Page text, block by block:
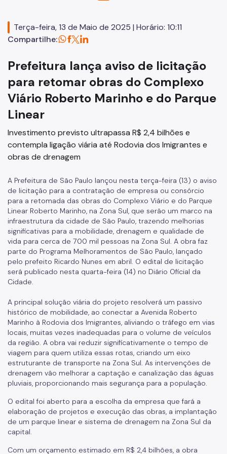
Notícias
São Paulo Obras
Terça-feira, 13 de Maio de 2025 | Horário: 10:11
Compartilhe:
Prefeitura lança aviso de licitação
para retomar obras do Complexo
Viário Roberto Marinho e do Parque
Linear
Investimento previsto ultrapassa R$ 2,4 bilhões e
contempla ligação viária até Rodovia dos Imigrantes e
obras de drenagem
A Prefeitura de São Paulo lançou nesta terça-feira (13) o aviso
de licitação para a contratação de empresa ou consórcio
para a retomada das obras do Complexo Viário e do Parque
Linear Roberto Marinho, na Zona Sul, que serão um marco na
infraestrutura da cidade de São Paulo, trazendo melhorias
significativas para a mobilidade, drenagem e qualidade de
vida para cerca de 700 mil pessoas na Zona Sul. A obra faz
parte do Programa Melhoramentos de São Paulo, lançado
pelo prefeito Ricardo Nunes em abril. O edital de licitação
será publicado nesta quarta-feira (14) no Diário Oficial da
Cidade.
A principal solução viária do projeto resolverá um passivo
histórico de mobilidade, ao conectar a Avenida Roberto
Marinho à Rodovia dos Imigrantes, aliviando o tráfego em vias
locais, muitas vezes inadequadas para o volume de veículos
da região. A obra vai reduzir significativamente o tempo de
viagem para quem utiliza essas rotas, criando um eixo
estruturante de transporte na Zona Sul. As intervenções de
drenagem vão melhorar a captação e canalização das águas
pluviais, proporcionando mais segurança para a população.
O edital foi aberto para a escolha da empresa que fará a
elaboração de projetos e execução das obras, a implantação
de um parque linear e sistema de drenagem na Zona Sul da
capital.
Com um orçamento estimado em R$ 2,4 bilhões, a obra